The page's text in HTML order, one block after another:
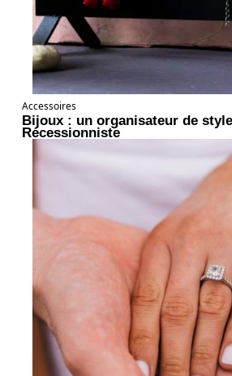
Accessoires
Bijoux : un organisateur de style
Récessionniste